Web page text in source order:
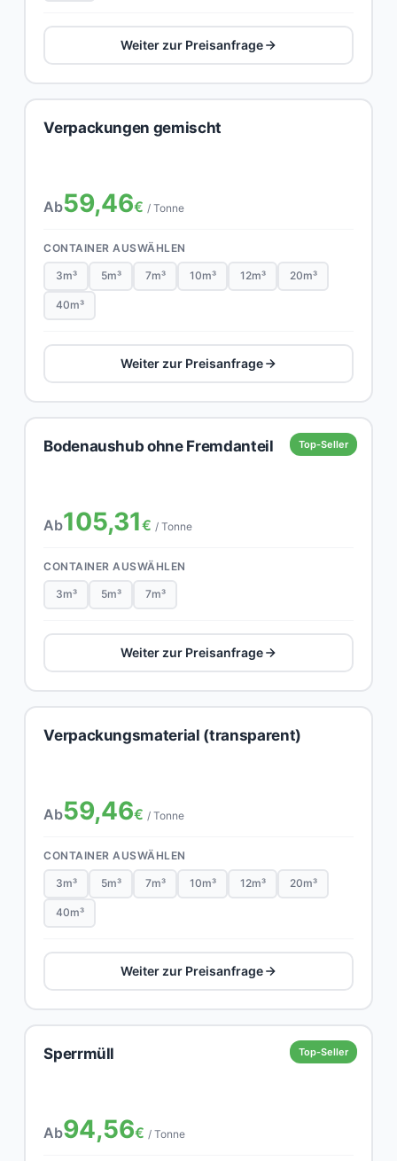
Weiter zur Preisanfrage
Verpackungen gemischt
Ab59,46€ / Tonne
CONTAINER AUSWÄHLEN
3m³ 5m³ 7m³ 10m³ 12m³ 20m³
40m³
Weiter zur Preisanfrage
Top-Seller
Bodenaushub ohne Fremdanteil
Ab105,31€ / Tonne
CONTAINER AUSWÄHLEN
3m³ 5m³ 7m³
Weiter zur Preisanfrage
Verpackungsmaterial (transparent)
Ab59,46€ / Tonne
CONTAINER AUSWÄHLEN
3m³ 5m³ 7m³ 10m³ 12m³ 20m³
40m³
Weiter zur Preisanfrage
Top-Seller
Sperrmüll
Ab94,56€ / Tonne